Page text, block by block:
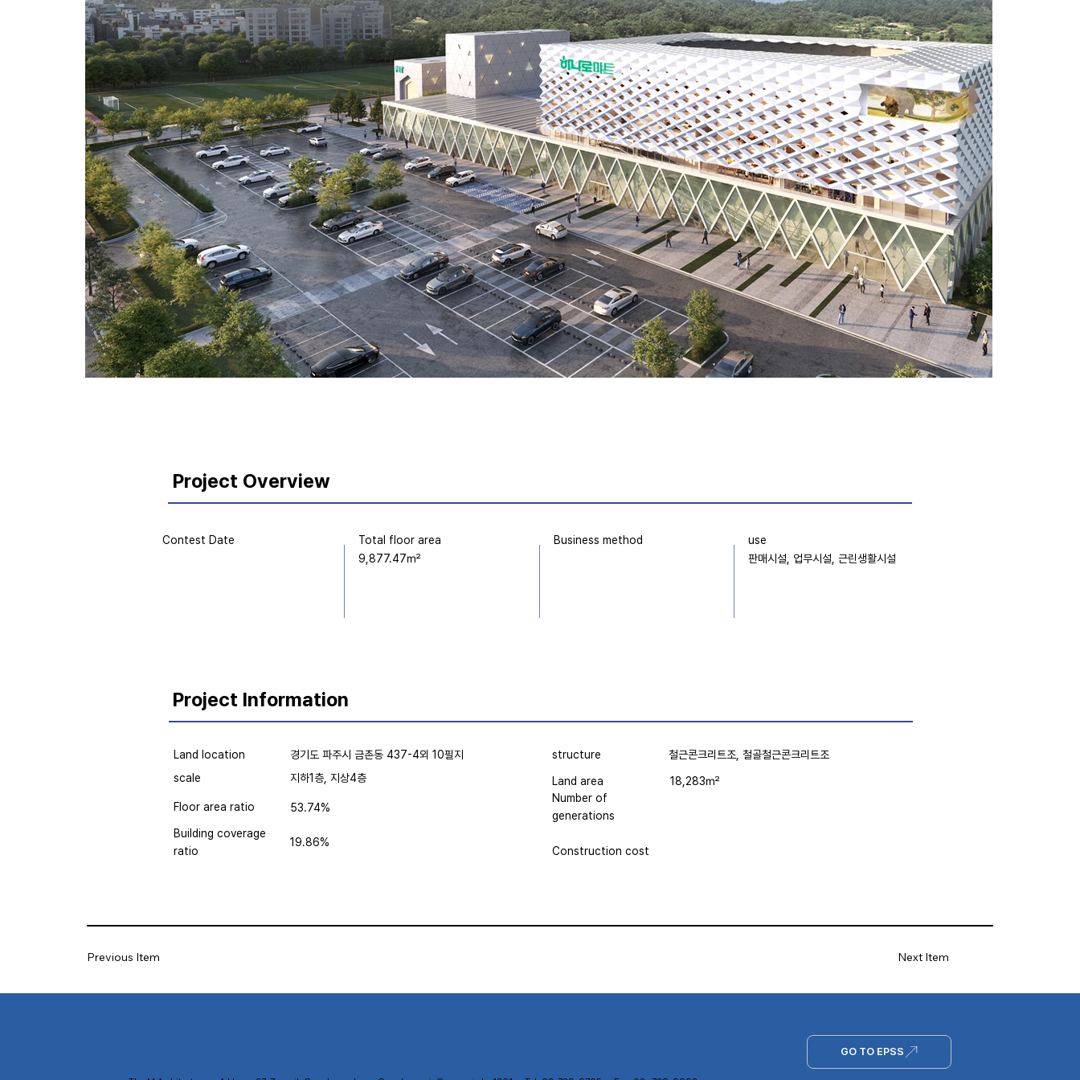
Project Overview
Contest Date
Total floor area
9,877.47㎡
Business method
use
판매시설, 업무시설, 근린생활시설
Project Information
Land location 경기도 파주시 금촌동 437-4외 10필지 structure
철근콘크리트조, 철골철근콘크리트조
scale
지하1층, 지상4층 Land area 18,283㎡
Floor area ratio 53.74%
Number of
generations
Building coverage
ratio
19.86%
Construction cost
Previous Item Next Item
GO TO EPSS